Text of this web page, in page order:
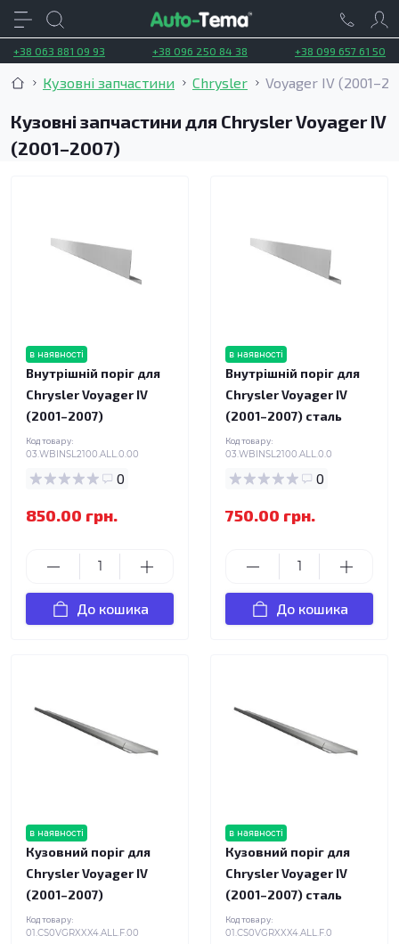
+38 063 881 09 93 +38 096 250 84 38 +38 099 657 61 50
Кузовні запчастини Chrysler Voyager IV
Кузовні запчастини для Chrysler Voyager IV
(2001–2007)
в наявності
Внутрішній поріг для
Chrysler Voyager IV
(2001–2007)
Код товару:
03.WBINSL2100.ALL.0.00
0
850.00 грн.
До кошика
в наявності
Внутрішній поріг для
Chrysler Voyager IV
(2001–2007) сталь
Код товару:
03.WBINSL2100.ALL.0.0
0
750.00 грн.
До кошика
в наявності
Кузовний поріг для
Chrysler Voyager IV
(2001–2007)
Код товару:
01.CS0VGRXXX4.ALL.F.00
в наявності
Кузовний поріг для
Chrysler Voyager IV
(2001–2007) сталь
Код товару:
01.CS0VGRXXX4.ALL.F.0